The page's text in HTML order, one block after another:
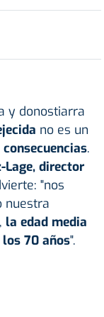
y donostiarra
no es un
consecuencias.
Lage, director
"nos
nuestra
la edad media
70 años".